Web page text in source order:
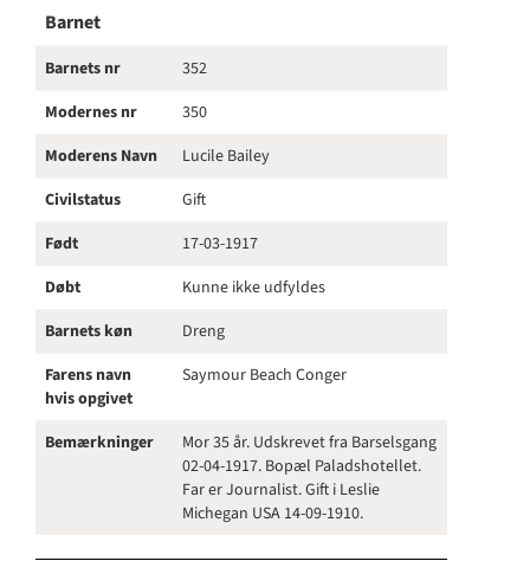
Barnet
Barnets nr
352
Modernes nr
350
Moderens Navn
Lucile Bailey
Civilstatus
Gift
Født
17-03-1917
Døbt
Kunne ikke udfyldes
Barnets køn
Dreng
Farens navn
hvis opgivet
Saymour Beach Conger
Bemærkninger
Mor 35 år. Udskrevet fra Barselsgang
02-04-1917. Bopæl Paladshotellet.
Far er Journalist. Gift i Leslie
Michegan USA 14-09-1910.